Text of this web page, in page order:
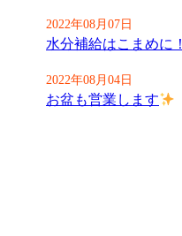
2022年08月07日
水分補給はこまめに！
2022年08月04日
お盆も営業します